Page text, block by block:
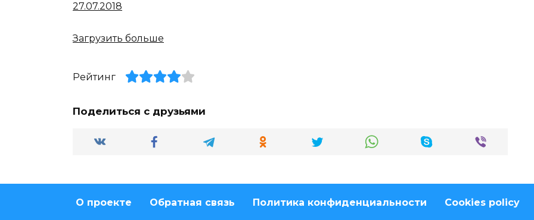
27.07.2018
Загрузить больше
Рейтинг
Поделиться с друзьями
О проекте Обратная связь Политика конфиденциальности Cookies policy